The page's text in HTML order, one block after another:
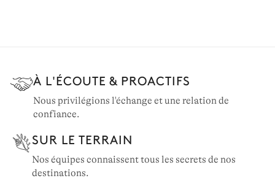
À L'ÉCOUTE & PROACTIFS
Nous privilégions l'échange et une relation de
confiance.
SUR LE TERRAIN
Nos équipes connaissent tous les secrets de nos
destinations.